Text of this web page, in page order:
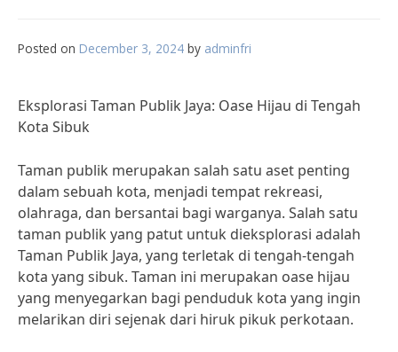
Posted on December 3, 2024 by adminfri
Eksplorasi Taman Publik Jaya: Oase Hijau di Tengah
Kota Sibuk
Taman publik merupakan salah satu aset penting
dalam sebuah kota, menjadi tempat rekreasi,
olahraga, dan bersantai bagi warganya. Salah satu
taman publik yang patut untuk dieksplorasi adalah
Taman Publik Jaya, yang terletak di tengah-tengah
kota yang sibuk. Taman ini merupakan oase hijau
yang menyegarkan bagi penduduk kota yang ingin
melarikan diri sejenak dari hiruk pikuk perkotaan.